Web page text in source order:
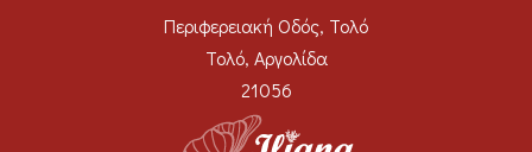
Περιφερειακή Οδός, Τολό
Τολό, Αργολίδα
21056